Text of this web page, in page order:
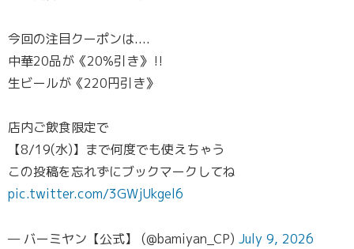
今回の注目クーポンは....
中華20品が《20%引き》‼️
生ビールが《220円引き》
店内ご飲食限定で
【8/19(水)】まで何度でも使えちゃう
この投稿を忘れずにブックマークしてね
pic.twitter.com/3GWjUkgel6
— バーミヤン【公式】 (@bamiyan_CP) July 9, 2026